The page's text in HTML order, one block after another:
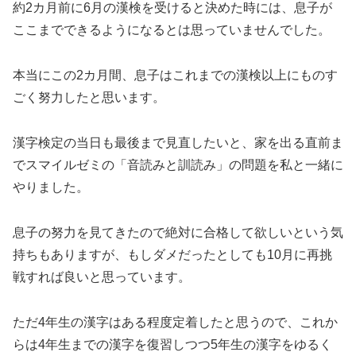
約2カ月前に6月の漢検を受けると決めた時には、息子が
ここまでできるようになるとは思っていませんでした。
本当にこの2カ月間、息子はこれまでの漢検以上にものす
ごく努力したと思います。
漢字検定の当日も最後まで見直したいと、家を出る直前ま
でスマイルゼミの「音読みと訓読み」の問題を私と一緒に
やりました。
息子の努力を見てきたので絶対に合格して欲しいという気
持ちもありますが、もしダメだったとしても10月に再挑
戦すれば良いと思っています。
ただ4年生の漢字はある程度定着したと思うので、これか
らは4年生までの漢字を復習しつつ5年生の漢字をゆるく